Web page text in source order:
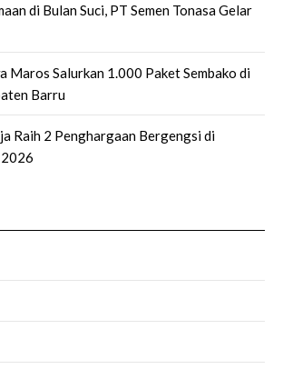
di Bulan Suci, PT Semen Tonasa Gelar
Maros Salurkan 1.000 Paket Sembako di
Barru
Raih 2 Penghargaan Bergengsi di